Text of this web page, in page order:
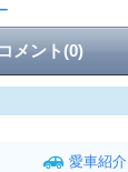
メント(0)
愛車紹介